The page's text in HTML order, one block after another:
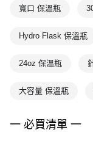
寬口 保溫瓶
Hydro Flask 保溫瓶
24oz 保溫瓶
大容量 保溫瓶
一 必買清單 一